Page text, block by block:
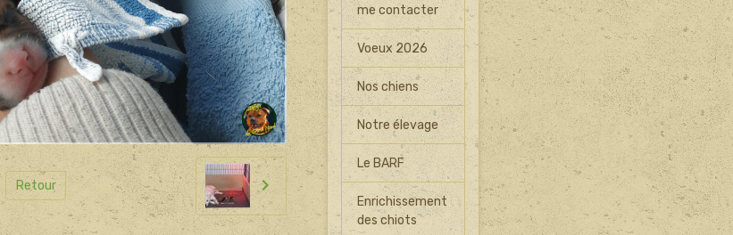
Retour
me contacter
Voeux 2026
Nos chiens
Notre élevage
Le BARF
Enrichissement
des chiots